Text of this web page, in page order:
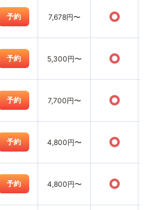
予約 7,678円〜 ○
予約 5,300円〜 ○
予約 7,700円〜 ○
予約 4,800円〜 ○
予約 4,800円〜 ○